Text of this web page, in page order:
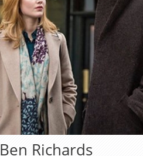
Ben Richards